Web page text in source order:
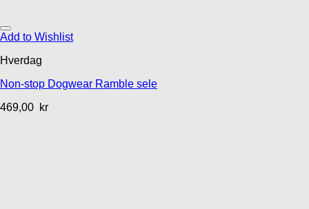
Add to Wishlist
Hverdag
Non-stop Dogwear Ramble sele
469,00 kr